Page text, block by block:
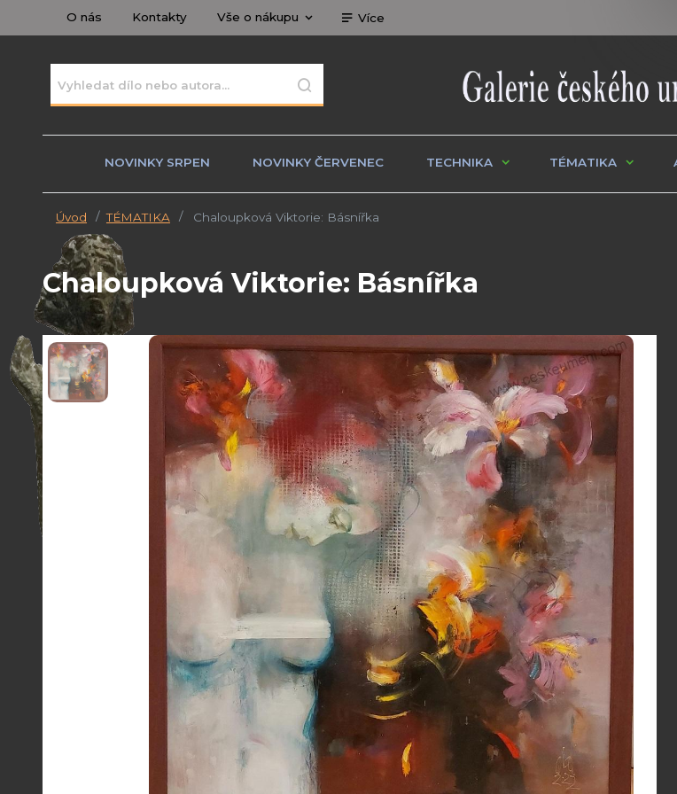
O nás Kontakty Vše o nákupu Více
NOVINKY SRPEN NOVINKY ČERVENEC TECHNIKA TÉMATIKA
Úvod TÉMATIKA Chaloupková Viktorie: Básnířka
Chaloupková Viktorie: Básnířka